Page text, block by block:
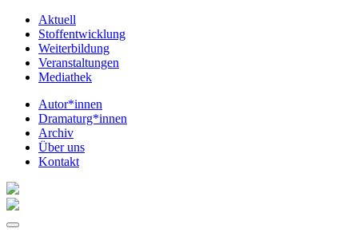
Aktuell
Stoffentwicklung
Weiterbildung
Veranstaltungen
Mediathek
Autor*innen
Dramaturg*innen
Archiv
Über uns
Kontakt